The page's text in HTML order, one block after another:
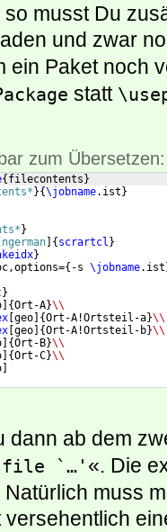
musst Du
laden und zwar
ein Paket noch
statt
zum Übersetzen:
{ filecontents }
}{\jobname.ist }
}
ngerman { scrartcl }
}
{ -s \jobname.ist
}
{Ort-A}\\
geo {Ort-A!Ortsteil-a}\\
geo {Ort-A!Ortsteil-b}\\
{Ort-B}\\
{Ort-C}\\
dann ab dem
file `…' «. Die
muss